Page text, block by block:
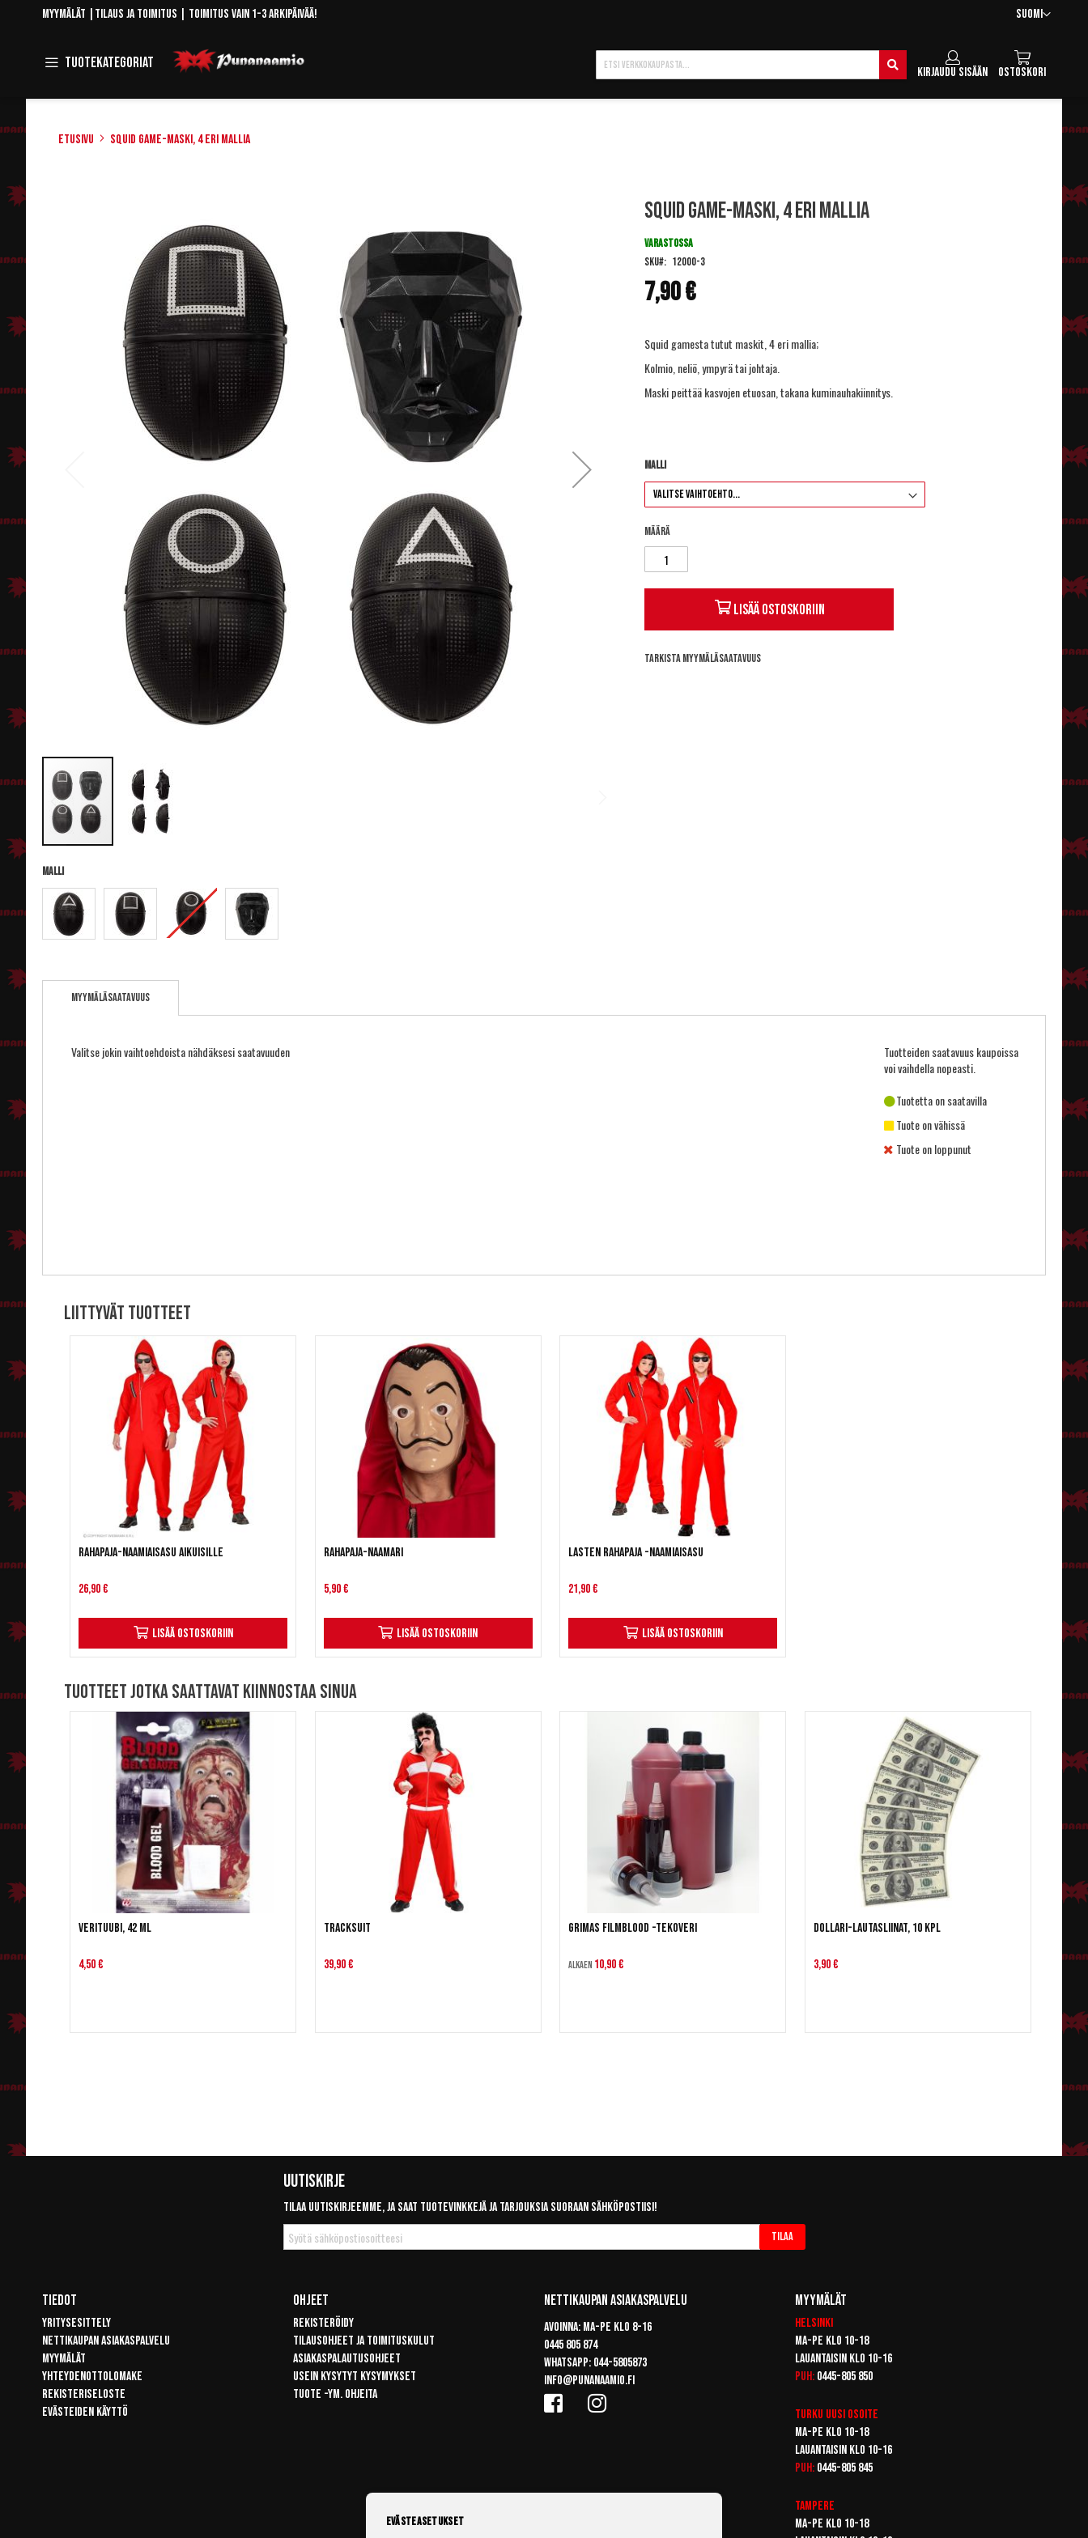
Skip
Kieli
Suomi
Myymälät Tilaus ja toimitus | Toimitus vain 1-3 arkipäivää!
Tuotekategoriat Toggle
Navigation
Ostoskori
Kirjaudu sisään
Hae
Etusivu Squid game-maski, 4 eri mallia
Malli
to
Squid game-maski, 4 eri mallia
7,90 €
VARASTOSSA
SKU
12000-3
Squid gamesta tutut maskit, 4 eri mallia;
Kolmio, neliö, ympyrä tai johtaja.
Maski peittää kasvojen etuosan, takana kuminauhakiinnitys.
Malli
Määrä
Lisää ostoskoriin
Tarkista myymäläsaatavuus
Myymäläsaatavuus
Tuotteiden saatavuus kaupoissa
voi vaihdella nopeasti.
Tuotetta on saatavilla
Tuote on vähissä
Tuote on loppunut
Valitse jokin vaihtoehdoista nähdäksesi saatavuuden
Liittyvät tuotteet
Rahapaja-naamiaisasu aikuisille
26,90 €
Lisää ostoskoriin
Rahapaja-naamari
5,90 €
Lisää ostoskoriin
Lasten Rahapaja -naamiaisasu
21,90 €
Lisää ostoskoriin
Tuotteet jotka saattavat kiinnostaa sinua
Verituubi, 42 ml
4,50 €
Tracksuit
39,90 €
Grimas Filmblood -tekoveri
Alkaen 10,90 €
Dollari-lautasliinat, 10 kpl
3,90 €
Uutiskirje
Tilaa uutiskirjeemme, ja saat tuotevinkkejä ja tarjouksia suoraan sähköpostiisi!
Tilaa
uutiskirje
Tilaa
Tiedot
Yritysesittely
Nettikaupan asiakaspalvelu
Myymälät
Yhteydenottolomake
Rekisteriseloste
Evästeiden käyttö
Ohjeet
Rekisteröidy
Tilausohjeet ja toimituskulut
Asiakaspalautusohjeet
Usein kysytyt kysymykset
Tuote -ym. ohjeita
Nettikaupan Asiakaspalvelu
Avoinna: Ma-pe klo 8-16
0445 805 874
Whatsapp: 044-5805873
info@punanaamio.fi
Myymälät
Helsinki
Ma-pe klo 10-18
Lauantaisin klo 10-16
Puh: 0445-805 850
Turku Uusi osoite
Ma-pe klo 10-18
Lauantaisin klo 10-16
Puh: 0445-805 845
Tampere
Ma-pe klo 10-18
Evästeasetukset